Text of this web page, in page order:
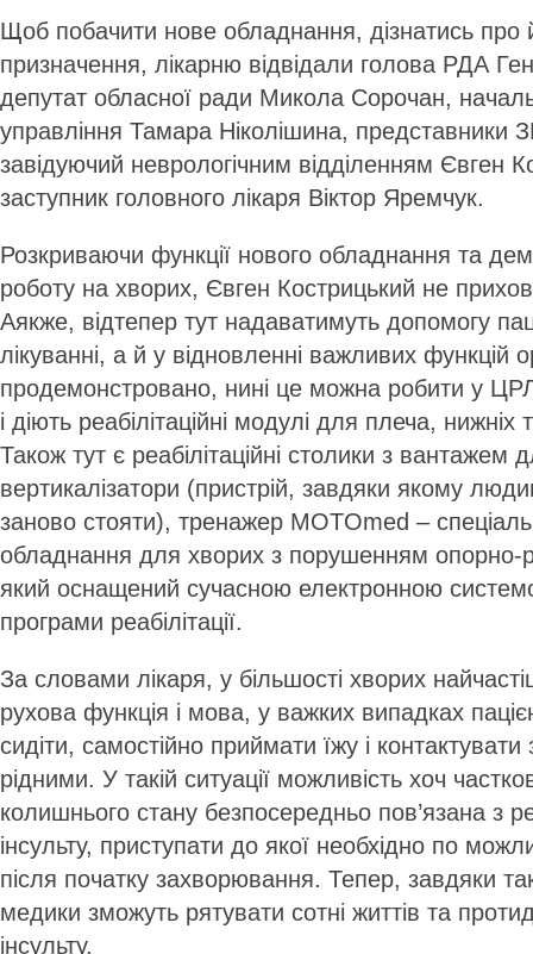
Щоб побачити нове обладнання, дізнатись про
призначення, лікарню відвідали голова РДА
депутат обласної ради Микола Сорочан,
управління Тамара Ніколішина, представники
завідуючий неврологічним відділенням Євген
заступник головного лікаря Віктор Яремчук.
Розкриваючи функції нового обладнання та
роботу на хворих, Євген Кострицький не
Аякже, відтепер тут надаватимуть допомогу
лікуванні, а й у відновленні важливих функцій
продемонстровано, нині це можна робити у
і діють реабілітаційні модулі для плеча, нижніх
Також тут є реабілітаційні столики з вантажем
вертикалізатори (пристрій, завдяки якому
заново стояти), тренажер MOTOmed –
обладнання для хворих з порушенням опорно-
який оснащений сучасною електронною
програми реабілітації.
За словами лікаря, у більшості хворих
рухова функція і мова, у важких випадках
сидіти, самостійно приймати їжу і
рідними. У такій ситуації можливість хоч
колишнього стану безпосередньо пов’язана з
інсульту, приступати до якої необхідно по
після початку захворювання. Тепер, завдяки
медики зможуть рятувати сотні життів та
інсульту.